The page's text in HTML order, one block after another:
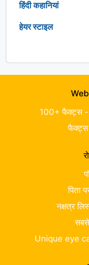
हिंदी कहानियां
हेयर स्टाइल
100+ फैक्ट्स -
पिता
नक्षत्र
Unique eye